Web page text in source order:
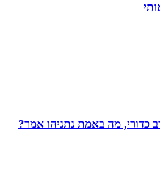
כדורי, מה באמת נתניהו אמר?